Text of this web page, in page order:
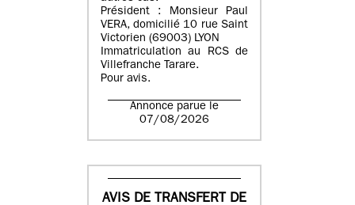
Président : Monsieur Paul
VERA, domicilié 10 rue Saint
Victorien (69003) LYON
Immatriculation au RCS de
Villefranche Tarare.
Pour avis.
Annonce parue le
07/08/2026
AVIS DE TRANSFERT DE